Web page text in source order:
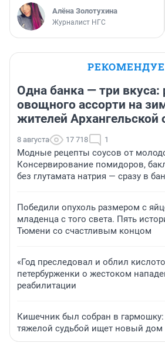
Алёна Золотухина
Журналист НГС
Одна банка — три вкуса:
овощного ассорти на
жителей Архангельской
8 августа 17 718 1
Модные рецепты соусов от
Консервирование помидоров,
без глутамата натрия — сразу в
Победили опухоль размером с
младенца с того света. Пять
Тюмени со счастливым концом
«Год преследовал и облил
петербурженки о жестоком
реабилитации
Кишечник был собран в
тяжелой судьбой ищет новый дом